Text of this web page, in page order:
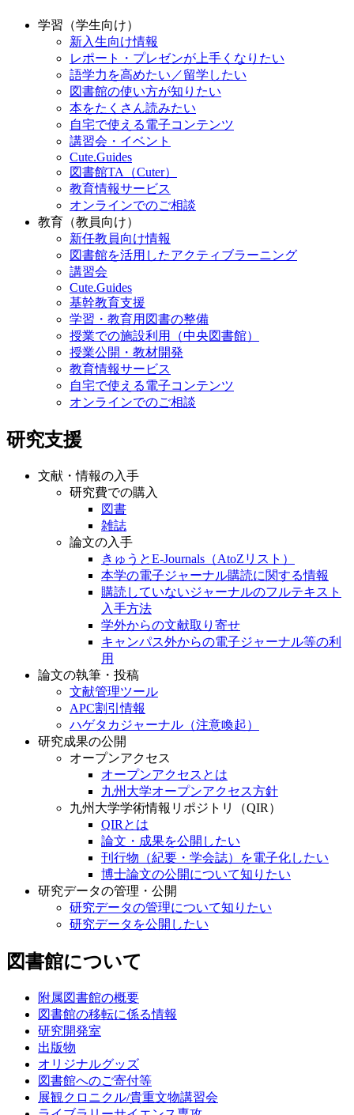
学習（学生向け）
新入生向け情報
レポート・プレゼンが上手くなりたい
語学力を高めたい／留学したい
図書館の使い方が知りたい
本をたくさん読みたい
自宅で使える電子コンテンツ
講習会・イベント
Cute.Guides
図書館TA（Cuter）
教育情報サービス
オンラインでのご相談
教育（教員向け）
新任教員向け情報
図書館を活用したアクティブラーニング
講習会
Cute.Guides
基幹教育支援
学習・教育用図書の整備
授業での施設利用（中央図書館）
授業公開・教材開発
教育情報サービス
自宅で使える電子コンテンツ
オンラインでのご相談
研究支援
文献・情報の入手
研究費での購入
図書
雑誌
論文の入手
きゅうとE-Journals（AtoZリスト）
本学の電子ジャーナル購読に関する情報
購読していないジャーナルのフルテキスト
入手方法
学外からの文献取り寄せ
キャンパス外からの電子ジャーナル等の利
用
論文の執筆・投稿
文献管理ツール
APC割引情報
ハゲタカジャーナル（注意喚起）
研究成果の公開
オープンアクセス
オープンアクセスとは
九州大学オープンアクセス方針
九州大学学術情報リポジトリ（QIR）
QIRとは
論文・成果を公開したい
刊行物（紀要・学会誌）を電子化したい
博士論文の公開について知りたい
研究データの管理・公開
研究データの管理について知りたい
研究データを公開したい
図書館について
附属図書館の概要
図書館の移転に係る情報
研究開発室
出版物
オリジナルグッズ
図書館へのご寄付等
展観クロニクル/貴重文物講習会